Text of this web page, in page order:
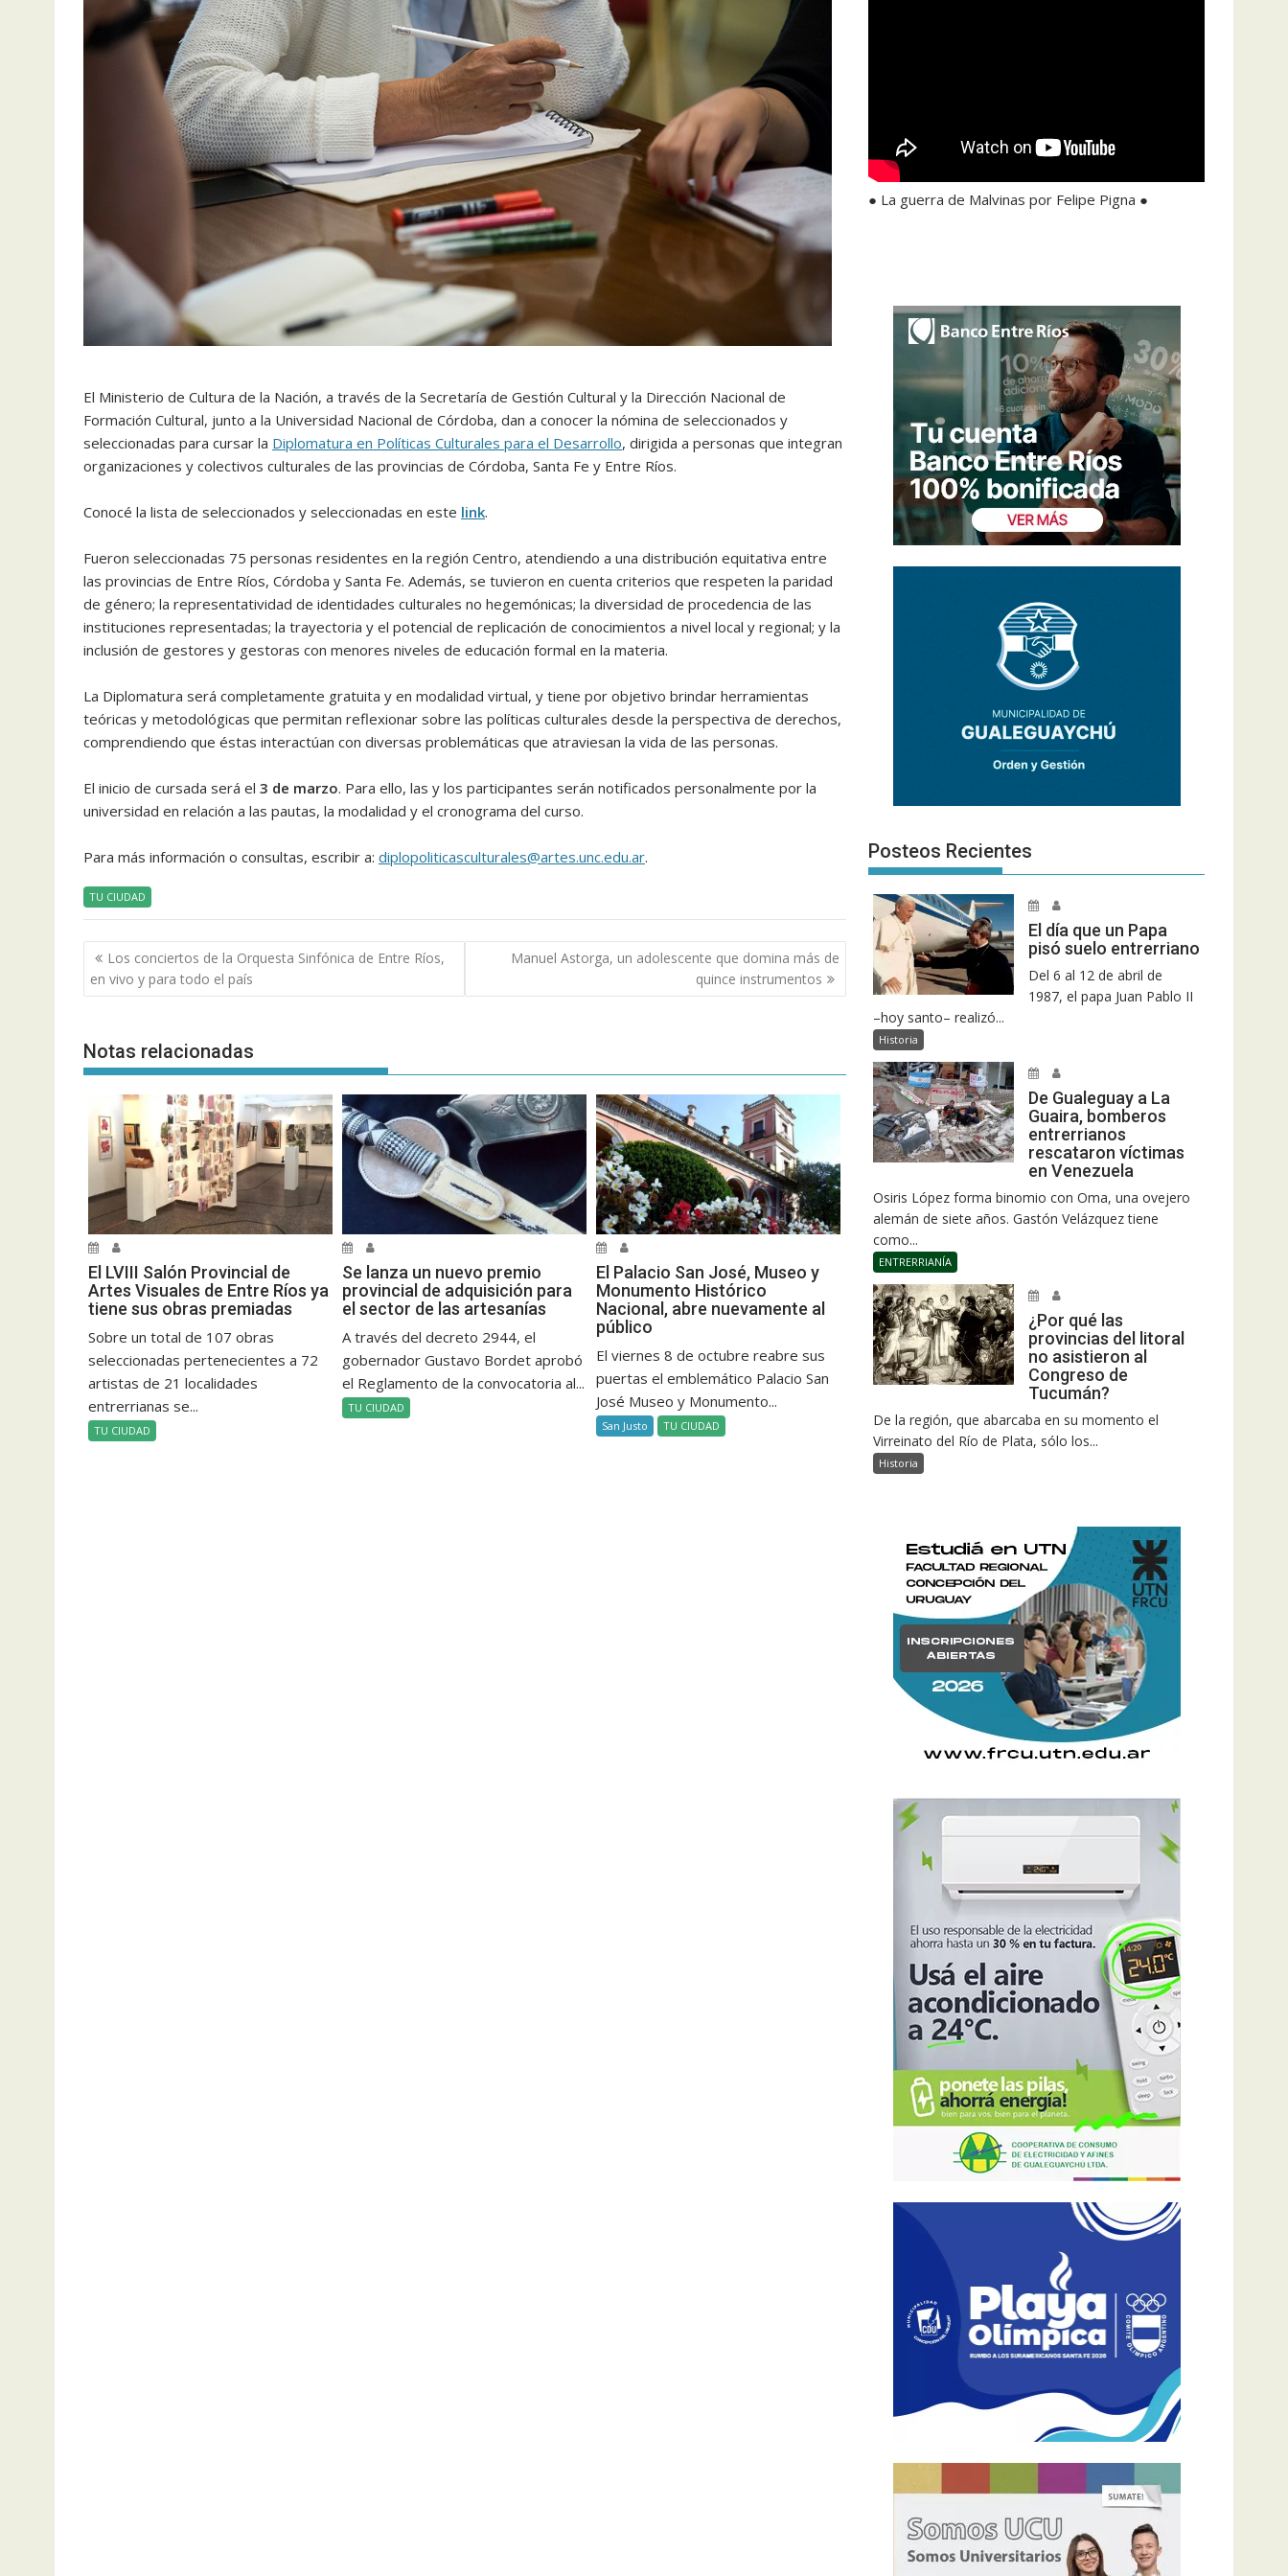
El Ministerio de Cultura de la Nación, a través de la Secretaría de Gestión Cultural y la Dirección Nacional de
Formación Cultural, junto a la Universidad Nacional de Córdoba, dan a conocer la nómina de seleccionados y
seleccionadas para cursar la Diplomatura en Políticas Culturales para el Desarrollo, dirigida a personas que integran
organizaciones y colectivos culturales de las provincias de Córdoba, Santa Fe y Entre Ríos.
Conocé la lista de seleccionados y seleccionadas en este link.
Fueron seleccionadas 75 personas residentes en la región Centro, atendiendo a una distribución equitativa entre
las provincias de Entre Ríos, Córdoba y Santa Fe. Además, se tuvieron en cuenta criterios que respeten la paridad
de género; la representatividad de identidades culturales no hegemónicas; la diversidad de procedencia de las
instituciones representadas; la trayectoria y el potencial de replicación de conocimientos a nivel local y regional; y la
inclusión de gestores y gestoras con menores niveles de educación formal en la materia.
La Diplomatura será completamente gratuita y en modalidad virtual, y tiene por objetivo brindar herramientas
teóricas y metodológicas que permitan reflexionar sobre las políticas culturales desde la perspectiva de derechos,
comprendiendo que éstas interactúan con diversas problemáticas que atraviesan la vida de las personas.
El inicio de cursada será el 3 de marzo. Para ello, las y los participantes serán notificados personalmente por la
universidad en relación a las pautas, la modalidad y el cronograma del curso.
Para más información o consultas, escribir a: diplopoliticasculturales@artes.unc.edu.ar.
TU CIUDAD
Navegación
de
entradas
Los conciertos de la Orquesta Sinfónica de Entre Ríos,
en vivo y para todo el país
Manuel Astorga, un adolescente que domina más de
quince instrumentos
Notas relacionadas
El LVIII Salón Provincial de
Artes Visuales de Entre Ríos ya
tiene sus obras premiadas
Sobre un total de 107 obras
seleccionadas pertenecientes a 72
artistas de 21 localidades
entrerrianas se...
TU CIUDAD
Se lanza un nuevo premio
provincial de adquisición para
el sector de las artesanías
A través del decreto 2944, el
gobernador Gustavo Bordet aprobó
el Reglamento de la convocatoria al...
TU CIUDAD
El Palacio San José, Museo y
Monumento Histórico
Nacional, abre nuevamente al
público
El viernes 8 de octubre reabre sus
puertas el emblemático Palacio San
José Museo y Monumento...
San Justo TU CIUDAD
● La guerra de Malvinas por Felipe Pigna ●
Posteos Recientes
El día que un Papa
pisó suelo entrerriano
Del 6 al 12 de abril de
1987, el papa Juan Pablo II
–hoy santo– realizó...
Historia
De Gualeguay a La
Guaira, bomberos
entrerrianos
rescataron víctimas
en Venezuela
Osiris López forma binomio con Oma, una ovejero
alemán de siete años. Gastón Velázquez tiene
como...
ENTRERRIANÍA
¿Por qué las
provincias del litoral
no asistieron al
Congreso de
Tucumán?
De la región, que abarcaba en su momento el
Virreinato del Río de Plata, sólo los...
Historia